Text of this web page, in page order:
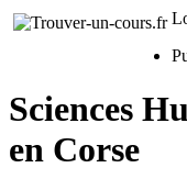
Sciences
en Corse